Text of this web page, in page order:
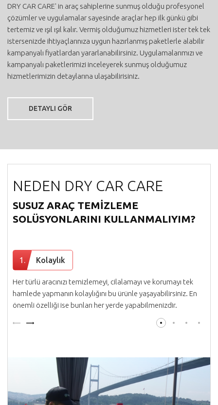
DRY CAR CARE' in araç sahiplerine sunmuş olduğu profesyonel
çözümler ve uygulamalar sayesinde araçlar hep ilk günkü gibi
tertemiz ve ışıl ışıl kalır. Vermiş olduğumuz hizmetleri ister tek tek
istersenizde ihtiyaçlarınıza uygun hazırlanmış paketlerle alabilir
kampanyalı fiyatlardan yararlanabilirsiniz. Uygulamalarımızı ve
kampanyalı paketlerimizi inceleyerek sunmuş olduğumuz
hizmetlerimizin detaylarına ulaşabilirisiniz.
DETAYLI GÖR
NEDEN DRY CAR CARE
SUSUZ ARAÇ TEMİZLEME
SOLÜSYONLARINI KULLANMALIYIM?
1. Kolaylık
Her türlü aracınızı temizlemeyi, cilalamayı ve korumayı tek
hamlede yapmanın kolaylığını bu ürünle yaşayabilirsiniz. En
önemli özelliği ise bunları her yerde yapabilmenizdir.